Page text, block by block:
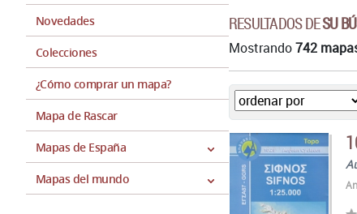
Novedades
Colecciones
¿Cómo comprar un mapa?
Mapa de Rascar
Mapas de España
Mapas del mundo
RESULTADOS DESU
Mostrando742